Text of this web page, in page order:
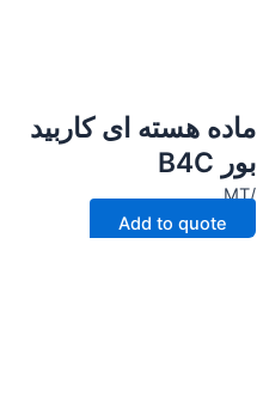
ماده هسته ای کاربید
بور B4C
/MT
Add to quote